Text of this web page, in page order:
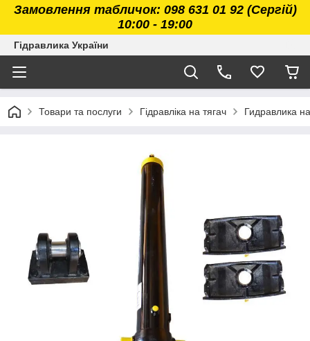
Замовлення табличок: 098 631 01 92 (Сергій)
10:00 - 19:00
Гідравлика України
Товари та послуги Гідравліка на тягач Гидравлика